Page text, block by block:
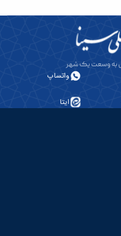
واتساپ
ایتا